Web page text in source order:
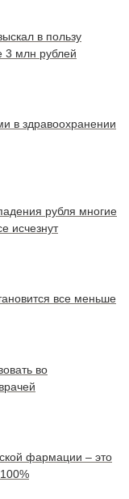
в пользу
3 млн рублей
в здравоохранении
рубля многие
исчезнут
все меньше
во
фармации – это